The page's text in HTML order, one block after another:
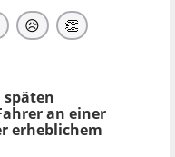
😥 👏
späten
an einer
erheblichem